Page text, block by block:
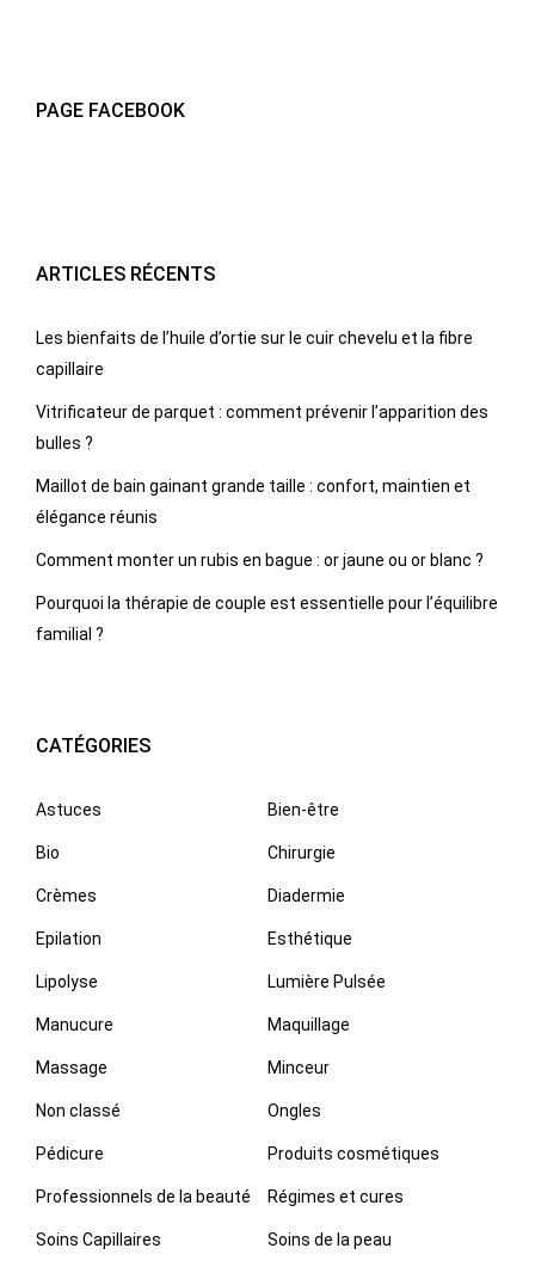
PAGE FACEBOOK
ARTICLES RÉCENTS
Les bienfaits de l’huile d’ortie sur le cuir chevelu et la fibre
capillaire
Vitrificateur de parquet : comment prévenir l’apparition des
bulles ?
Maillot de bain gainant grande taille : confort, maintien et
élégance réunis
Comment monter un rubis en bague : or jaune ou or blanc ?
Pourquoi la thérapie de couple est essentielle pour l’équilibre
familial ?
CATÉGORIES
Astuces Bien-être
Bio Chirurgie
Crèmes Diadermie
Epilation Esthétique
Lipolyse Lumière Pulsée
Manucure Maquillage
Massage Minceur
Non classé Ongles
Pédicure Produits cosmétiques
Professionnels de la beauté Régimes et cures
Soins Capillaires Soins de la peau